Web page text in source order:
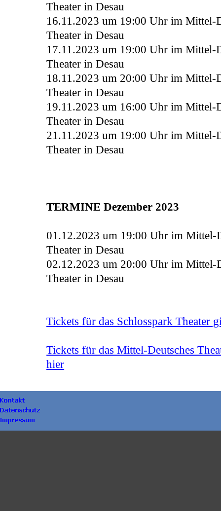
Theater in Desau
16.11.2023 um 19:00 Uhrim Mittel-
Theater in Desau
17.11.2023 um 19:00 Uhrim Mittel-
Theater in Desau
18.11.2023 um 20:00 Uhrim Mittel-
Theater in Desau
19.11.2023 um 16:00 Uhrim Mittel-
Theater in Desau
21.11.2023 um 19:00 Uhrim Mittel-
Theater in Desau
TERMINE Dezember 2023
01.12.2023 um 19:00 Uhrim Mittel-
Theater in Desau
02.12.2023 um 20:00 Uhrim Mittel-
Theater in Desau
Tickets für das Schlosspark Theater
Tickets für das Mittel-Deutsches
hier